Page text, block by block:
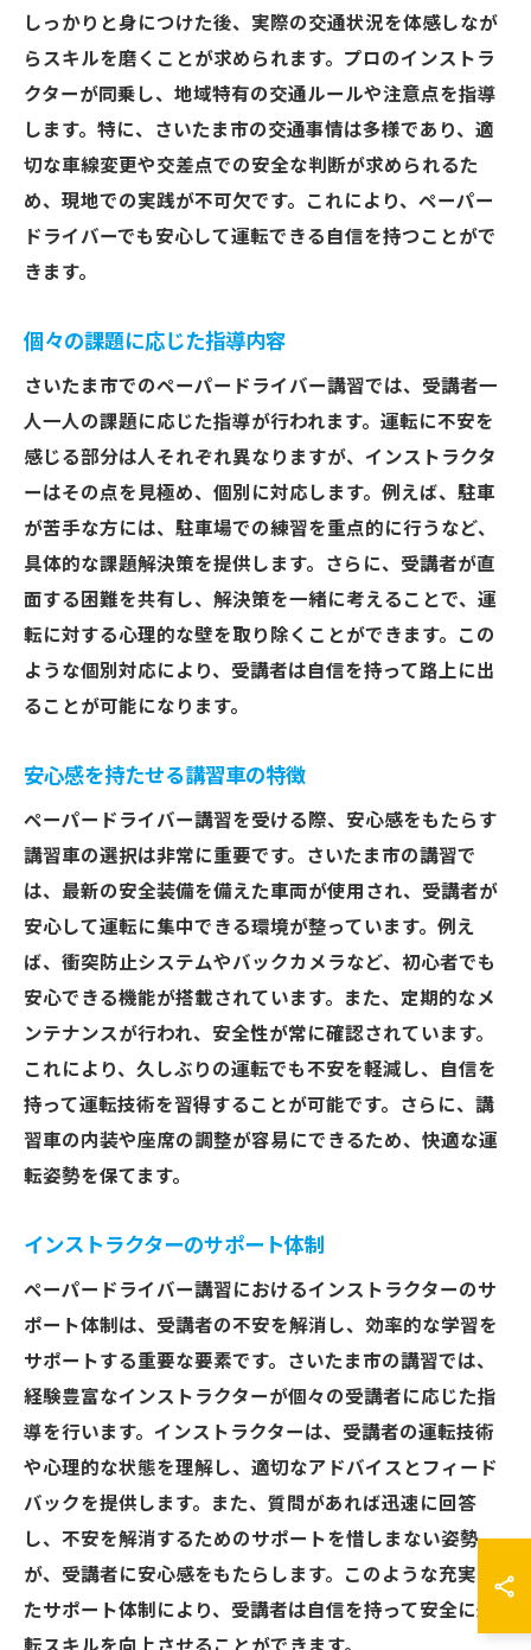
しっかりと身につけた後、実際の交通状況を体感しなが
らスキルを磨くことが求められます。プロのインストラ
クターが同乗し、地域特有の交通ルールや注意点を指導
します。特に、さいたま市の交通事情は多様であり、適
切な車線変更や交差点での安全な判断が求められるた
め、現地での実践が不可欠です。これにより、ペーパー
ドライバーでも安心して運転できる自信を持つことがで
きます。
個々の課題に応じた指導内容
さいたま市でのペーパードライバー講習では、受講者一
人一人の課題に応じた指導が行われます。運転に不安を
感じる部分は人それぞれ異なりますが、インストラクタ
ーはその点を見極め、個別に対応します。例えば、駐車
が苦手な方には、駐車場での練習を重点的に行うなど、
具体的な課題解決策を提供します。さらに、受講者が直
面する困難を共有し、解決策を一緒に考えることで、運
転に対する心理的な壁を取り除くことができます。この
ような個別対応により、受講者は自信を持って路上に出
ることが可能になります。
安心感を持たせる講習車の特徴
ペーパードライバー講習を受ける際、安心感をもたらす
講習車の選択は非常に重要です。さいたま市の講習で
は、最新の安全装備を備えた車両が使用され、受講者が
安心して運転に集中できる環境が整っています。例え
ば、衝突防止システムやバックカメラなど、初心者でも
安心できる機能が搭載されています。また、定期的なメ
ンテナンスが行われ、安全性が常に確認されています。
これにより、久しぶりの運転でも不安を軽減し、自信を
持って運転技術を習得することが可能です。さらに、講
習車の内装や座席の調整が容易にできるため、快適な運
転姿勢を保てます。
インストラクターのサポート体制
ペーパードライバー講習におけるインストラクターのサ
ポート体制は、受講者の不安を解消し、効率的な学習を
サポートする重要な要素です。さいたま市の講習では、
経験豊富なインストラクターが個々の受講者に応じた指
導を行います。インストラクターは、受講者の運転技術
や心理的な状態を理解し、適切なアドバイスとフィード
バックを提供します。また、質問があれば迅速に回答
し、不安を解消するためのサポートを惜しまない姿勢
が、受講者に安心感をもたらします。このような充実し
たサポート体制により、受講者は自信を持って安全に運